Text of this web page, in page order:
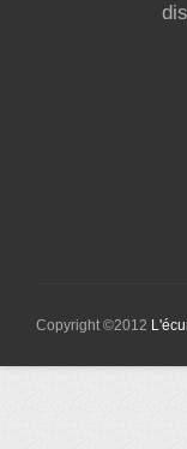
Copyright ©2012